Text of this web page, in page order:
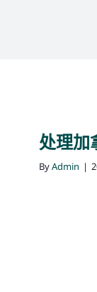
处理加
ByAdmin |